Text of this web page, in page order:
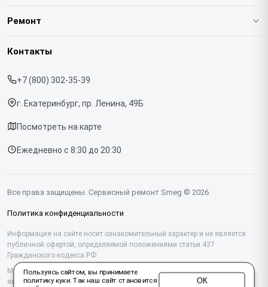
О нашем сервисе
Срочный ремонт
Доставка и способы оплаты
Диагностика
Контакты
Ремонт
Кофемашин
Винных шкафов
Вакууматоров
Вытяжек
Миксеров
Контакты
+7 (800) 302-35-39
г. Екатеринбург, пр. Ленина, 49Б
Посмотреть на карте
Ежедневно с 8:30 до 20:30
Все права защищены. Сервисный ремонт Smeg © 2026
Политика конфиденциальности
Информация на сайте носит ознакомительный характер и не является
публичной офертой, определяемой положениями статьи 437
Гражданского кодекса РФ.
Мы специализируемся на обслуживании и ремонте техники Smeg, но не
являемся их официальным представителем. Предоставляем
Пользуясь сайтом, вы принимаете
политику куки. Так наш сайт становится
ОК